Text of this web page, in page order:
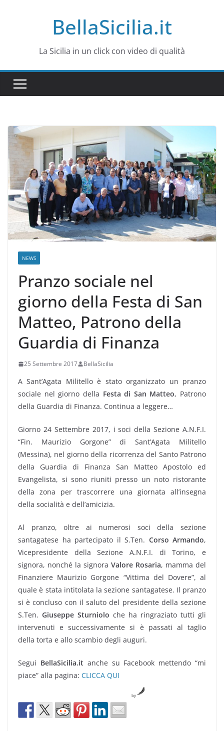
BellaSicilia.it
La Sicilia in un click con video di qualità
NEWS
Pranzo sociale nel
giorno della Festa di San
Matteo, Patrono della
Guardia di Finanza
25 Settembre 2017 BellaSicilia
A Sant’Agata Militello è stato organizzato un pranzo
sociale nel giorno della Festa di San Matteo, Patrono
della Guardia di Finanza. Continua a leggere…
Giorno 24 Settembre 2017, i soci della Sezione A.N.F.I.
“Fin. Maurizio Gorgone” di Sant’Agata Militello
(Messina), nel giorno della ricorrenza del Santo Patrono
della Guardia di Finanza San Matteo Apostolo ed
Evangelista, si sono riuniti presso un noto ristorante
della zona per trascorrere una giornata all’insegna
della socialità e dell’amicizia.
Al pranzo, oltre ai numerosi soci della sezione
santagatese ha partecipato il S.Ten. Corso Armando,
Vicepresidente della Sezione A.N.F.I. di Torino, e
signora, nonché la signora Valore Rosaria, mamma del
Finanziere Maurizio Gorgone “Vittima del Dovere”, al
quale è stata intitolata la sezione santagatese. Il pranzo
si è concluso con il saluto del presidente della sezione
S.Ten. Giuseppe Sturniolo che ha ringraziato tutti gli
intervenuti e successivamente si è passati al taglio
della torta e allo scambio degli auguri.
Segui BellaSicilia.it anche su Facebook mettendo “mi
piace” alla pagina: CLICCA QUI
by